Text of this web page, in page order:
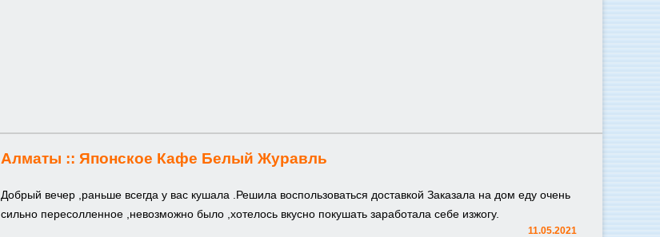
Алматы :: Японское Кафе Белый Журавль
Добрый вечер ,раньше всегда у вас кушала .Решила воспользоваться доставкой Заказала на дом еду очень
сильно пересолленное ,невозможно было ,хотелось вкусно покушать заработала себе изжогу.
11.05.2021